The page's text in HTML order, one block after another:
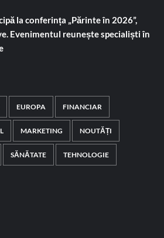
la conferința „Părinte în 2026”,
Evenimentul reunește specialiști în
EUROPA FINANCIAR
MARKETING NOUTĂȚI
SĂNĂTATE TEHNOLOGIE